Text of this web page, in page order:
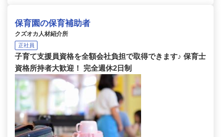
保育園の保育補助者
クズオカ人材紹介所
正社員
子育て支援員資格を全額会社負担で取得できます♪ 保育士
資格所持者大歓迎！ 完全週休2日制